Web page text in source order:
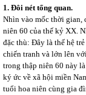
1. Đôi nét tổng quan.
Nhìn vào mốc thời gian,
niên 60 của thế kỷ XX.
đặc thù: Đây là thế hệ
chiến tranh và lớn lên
trong thập niên 60 này
ký ức về xã hội miền
tuổi hoa niên cùng gia